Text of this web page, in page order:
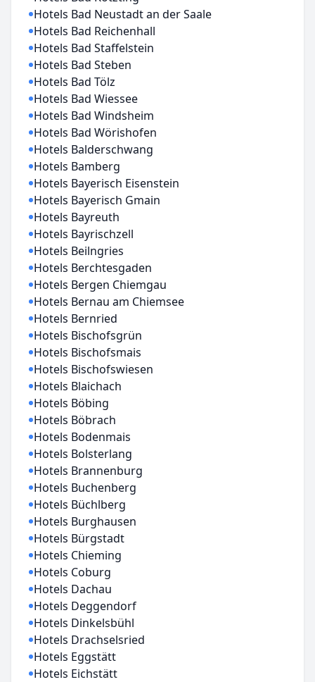
Hotels Bad Neustadt an der Saale
Hotels Bad Reichenhall
Hotels Bad Staffelstein
Hotels Bad Steben
Hotels Bad Tölz
Hotels Bad Wiessee
Hotels Bad Windsheim
Hotels Bad Wörishofen
Hotels Balderschwang
Hotels Bamberg
Hotels Bayerisch Eisenstein
Hotels Bayerisch Gmain
Hotels Bayreuth
Hotels Bayrischzell
Hotels Beilngries
Hotels Berchtesgaden
Hotels Bergen Chiemgau
Hotels Bernau am Chiemsee
Hotels Bernried
Hotels Bischofsgrün
Hotels Bischofsmais
Hotels Bischofswiesen
Hotels Blaichach
Hotels Böbing
Hotels Böbrach
Hotels Bodenmais
Hotels Bolsterlang
Hotels Brannenburg
Hotels Buchenberg
Hotels Büchlberg
Hotels Burghausen
Hotels Bürgstadt
Hotels Chieming
Hotels Coburg
Hotels Dachau
Hotels Deggendorf
Hotels Dinkelsbühl
Hotels Drachselsried
Hotels Eggstätt
Hotels Eichstätt